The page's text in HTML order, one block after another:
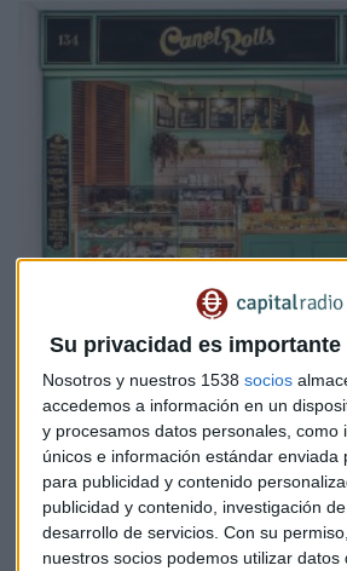
Su privacidad es
Nosotros y nuestros 1538 socios
accedemos a información en un
y procesamos datos personales, como
únicos e información estándar enviada
para publicidad y contenido
publicidad y contenido, investigación
desarrollo de servicios. Con su
nuestros socios podemos utilizar datos
FRANQUICIA2
Inversiones Venespor impulsa su
prevé triplicar su red en 2019
Mabel Calatrava